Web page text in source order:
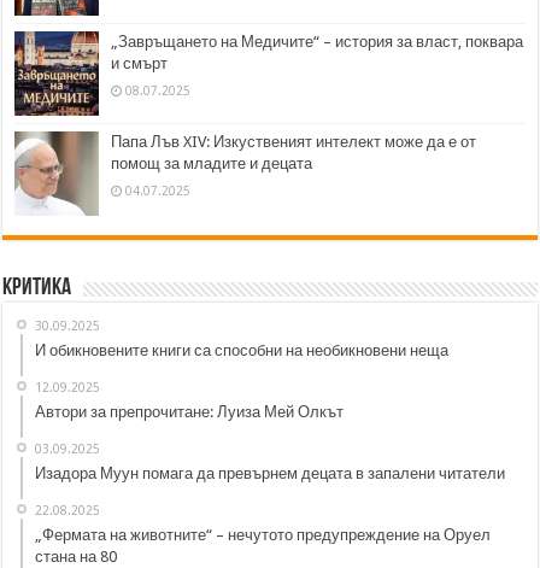
„Завръщането на Медичите“ – история за власт, поквара
и смърт
08.07.2025
Папа Лъв XIV: Изкуственият интелект може да е от
помощ за младите и децата
04.07.2025
Критика
30.09.2025
И обикновените книги са способни на необикновени неща
12.09.2025
Автори за препрочитане: Луиза Мей Олкът
03.09.2025
Изадора Муун помага да превърнем децата в запалени читатели
22.08.2025
„Фермата на животните“ – нечутото предупреждение на Оруел
стана на 80